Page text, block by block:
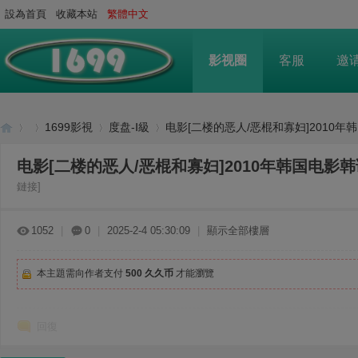
設為首頁 收藏本站 繁體中文
影视圈 客服 邀
›
1699影視 度盘-Ⅰ級 电影[二楼的恶人/恶棍和寡妇]2010年
电影[二楼的恶人/恶棍和寡妇]2010年韩国电影
鏈接]
1052 0 2025-2-4 05:30:09 顯示全部樓層
本主題需向作者支付 500 久久币 才能瀏覽